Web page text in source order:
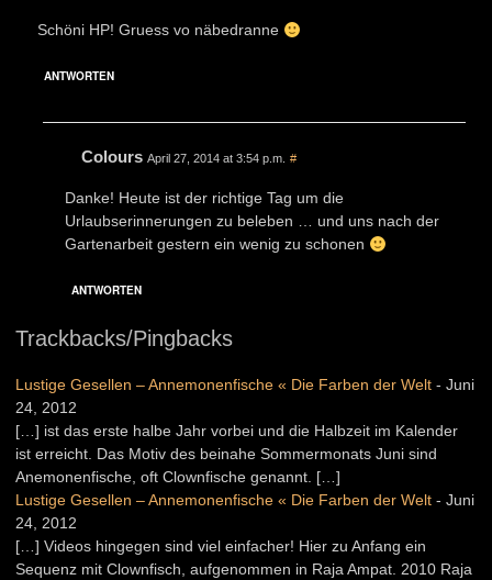
Schöni HP! Gruess vo näbedranne
ANTWORTEN
Colours April 27, 2014 at 3:54 p.m. #
Danke! Heute ist der richtige Tag um die
Urlaubserinnerungen zu beleben … und uns nach der
Gartenarbeit gestern ein wenig zu schonen
ANTWORTEN
Trackbacks/Pingbacks
Lustige Gesellen – Annemonenfische « Die Farben der Welt - Juni
24, 2012
[…] ist das erste halbe Jahr vorbei und die Halbzeit im Kalender
ist erreicht. Das Motiv des beinahe Sommermonats Juni sind
Anemonenfische, oft Clownfische genannt. […]
Lustige Gesellen – Annemonenfische « Die Farben der Welt - Juni
24, 2012
[…] Videos hingegen sind viel einfacher! Hier zu Anfang ein
Sequenz mit Clownfisch, aufgenommen in Raja Ampat. 2010 Raja